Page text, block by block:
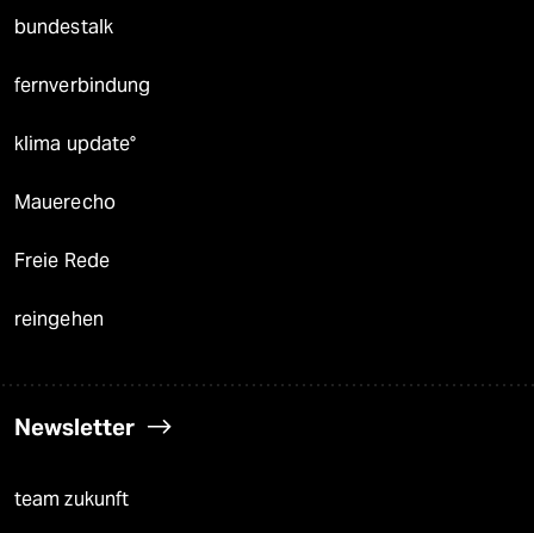
bundestalk
fernverbindung
klima update°
Mauerecho
Freie Rede
reingehen
Newsletter
team zukunft